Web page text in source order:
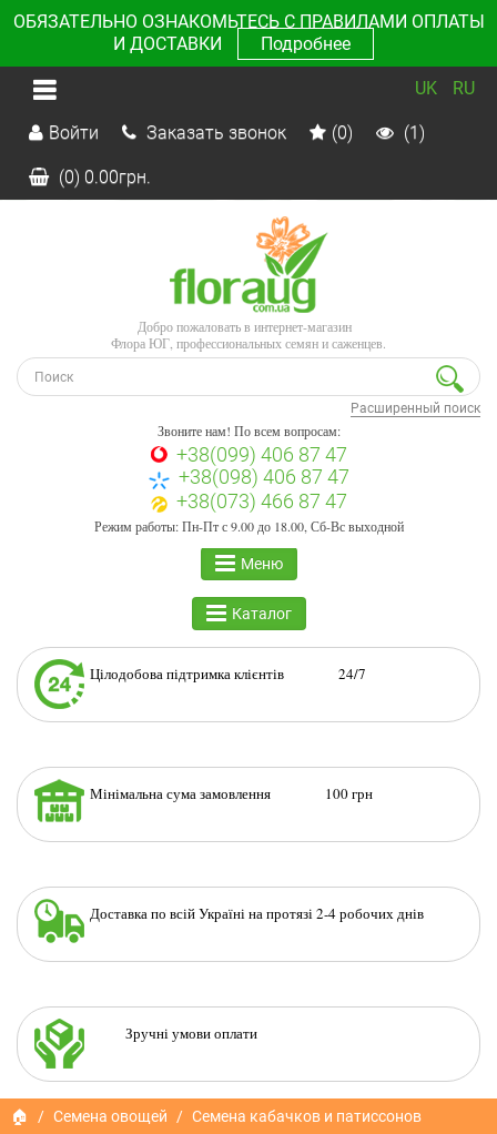
ОБЯЗАТЕЛЬНО ОЗНАКОМЬТЕСЬ С ПРАВИЛАМИ ОПЛАТЫ
И ДОСТАВКИ
Подробнее
UK RU
Войти Заказать звонок (0) (1)
(0) 0.00грн.
Добро пожаловать в интернет-магазин
Флора ЮГ, профессиональных семян и саженцев.
Расширенный поиск
Звоните нам! По всем вопросам:
+38(099) 406 87 47
+38(098) 406 87 47
+38(073) 466 87 47
Режим работы: Пн-Пт с 9.00 до 18.00, Сб-Вс выходной
Меню
Каталог
Цілодобова підтримка клієнтів 24/7
Мінімальна сума замовлення 100 грн
Доставка по всій Україні на протязі 2-4 робочих днів
Зручні умови оплати
🏠 Семена овощей
Семена кабачков и патиссонов